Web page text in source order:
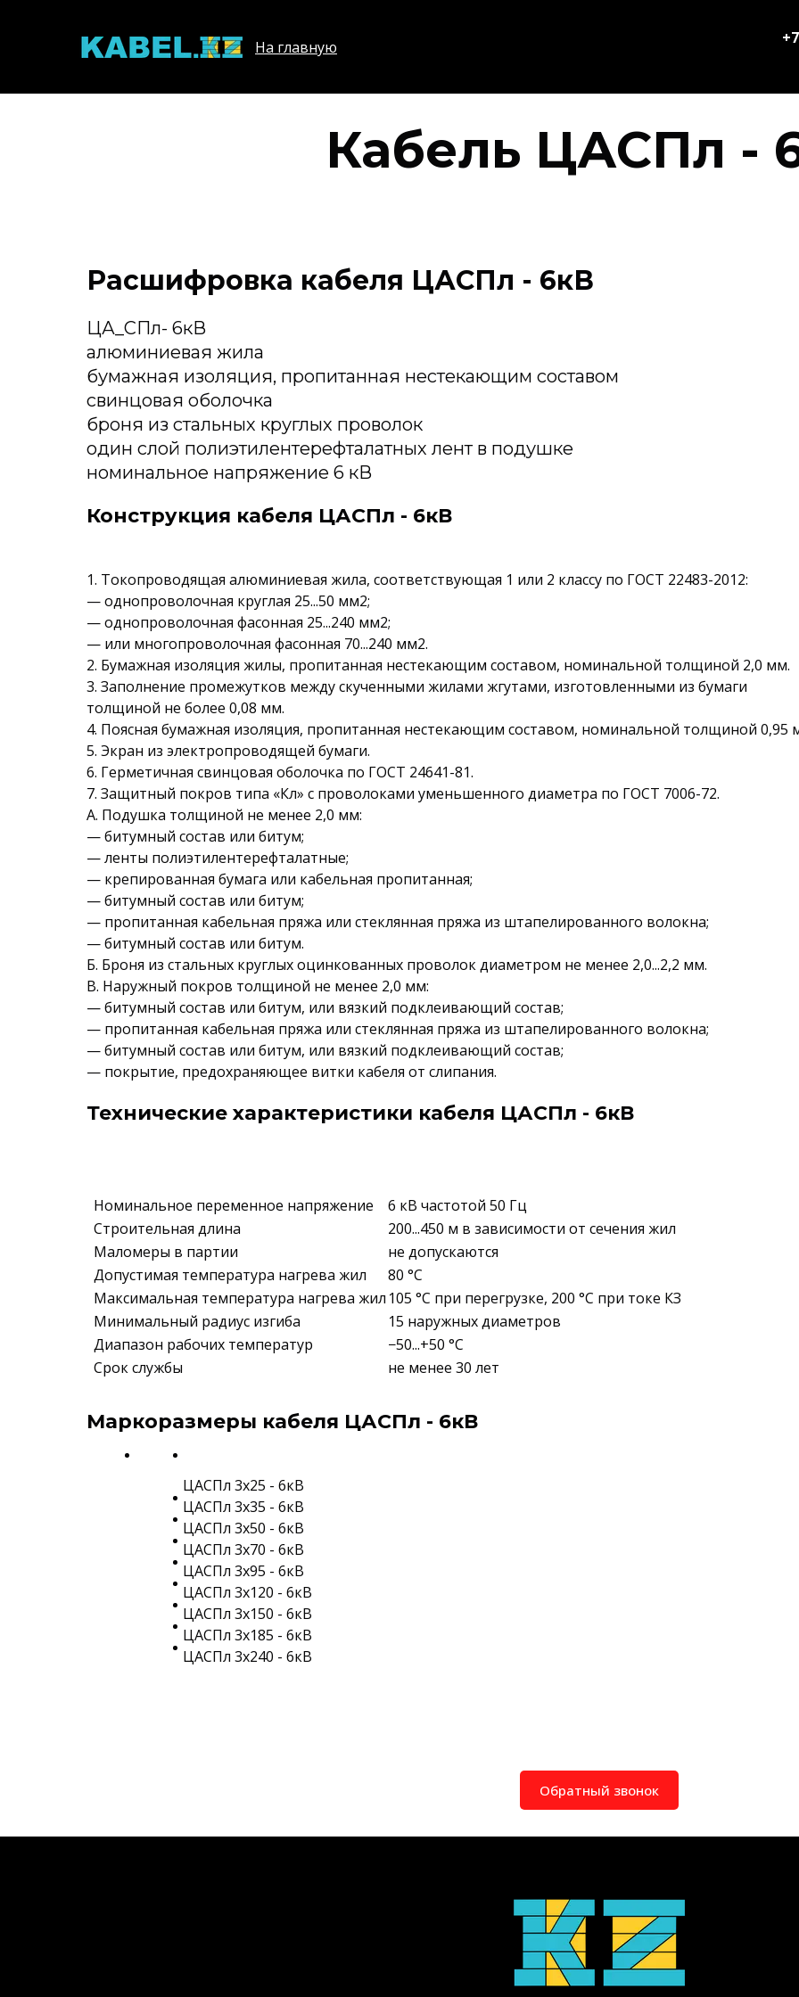
На главную
Кабель ЦАСПл -
Расшифровка кабеля ЦАСПл - 6кВ
ЦА_СПл- 6кВ
алюминиевая жила
бумажная изоляция, пропитанная нестекающим составом
свинцовая оболочка
броня из стальных круглых проволок
один слой полиэтилентерефталатных лент в подушке
номинальное напряжение 6 кВ
Конструкция кабеля ЦАСПл - 6кВ
1. Токопроводящая алюминиевая жила, соответствующая 1 или 2 классу по ГОСТ 22483-2012:
— однопроволочная круглая 25...50 мм2;
— однопроволочная фасонная 25...240 мм2;
— или многопроволочная фасонная 70...240 мм2.
2. Бумажная изоляция жилы, пропитанная нестекающим составом, номинальной толщиной 2,0 мм.
3. Заполнение промежутков между скученными жилами жгутами, изготовленными из бумаги
толщиной не более 0,08 мм.
4. Поясная бумажная изоляция, пропитанная нестекающим составом, номинальной толщиной 0,95
5. Экран из электропроводящей бумаги.
6. Герметичная свинцовая оболочка по ГОСТ 24641-81.
7. Защитный покров типа «Кл» с проволоками уменьшенного диаметра по ГОСТ 7006-72.
А. Подушка толщиной не менее 2,0 мм:
— битумный состав или битум;
— ленты полиэтилентерефталатные;
— крепированная бумага или кабельная пропитанная;
— битумный состав или битум;
— пропитанная кабельная пряжа или стеклянная пряжа из штапелированного волокна;
— битумный состав или битум.
Б. Броня из стальных круглых оцинкованных проволок диаметром не менее 2,0...2,2 мм.
В. Наружный покров толщиной не менее 2,0 мм:
— битумный состав или битум, или вязкий подклеивающий состав;
— пропитанная кабельная пряжа или стеклянная пряжа из штапелированного волокна;
— битумный состав или битум, или вязкий подклеивающий состав;
— покрытие, предохраняющее витки кабеля от слипания.
Технические характеристики кабеля ЦАСПл - 6кВ
Номинальное переменное напряжение
6 кВ частотой 50 Гц
Строительная длина
200...450 м в зависимости от сечения жил
Маломеры в партии
не допускаются
Допустимая температура нагрева жил
80 °C
Максимальная температура нагрева жил 105 °C при перегрузке, 200 °C при токе КЗ
Минимальный радиус изгиба
15 наружных диаметров
Диапазон рабочих температур
−50...+50 °C
Срок службы
не менее 30 лет
Маркоразмеры кабеля ЦАСПл - 6кВ
ЦАСПл 3х25 - 6кВ
ЦАСПл 3х35 - 6кВ
ЦАСПл 3х50 - 6кВ
ЦАСПл 3х70 - 6кВ
ЦАСПл 3х95 - 6кВ
ЦАСПл 3х120 - 6кВ
ЦАСПл 3х150 - 6кВ
ЦАСПл 3х185 - 6кВ
ЦАСПл 3х240 - 6кВ
Обратный звонок